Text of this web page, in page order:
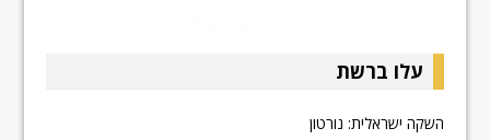
עלו ברשת
השקה ישראלית: נורטון